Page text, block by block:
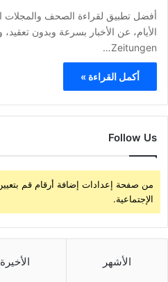
أفضل تطبيق لقراءة الصحف والمجلات
Zeitungen…
أكمل القراءة »
Follow Us
من صفحة إعدادات إضافة أرقام قم
الإجتماعية.
الأشهر الأخيرة